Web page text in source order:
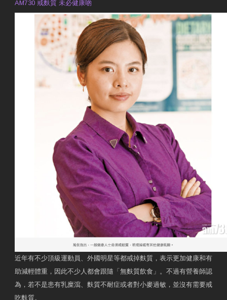
AM730 戒麩質 未必健康啲
近年有不少頂級運動員、外國明星等都戒掉麩質，表示更加健康和有
助減輕體重，因此不少人都會跟隨「無麩質飲食」。不過有營養師認
為，若不是患有乳糜瀉、麩質不耐症或者對小麥過敏，並沒有需要戒
吃麩質。